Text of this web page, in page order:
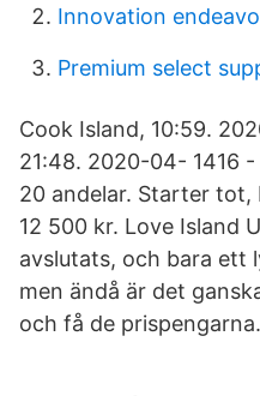
Innovation
Premium select
Cook Island, 10:59.
21:48. 2020-04- 1416
20 andelar. Starter
12 500 kr. Love Island
avslutats, och bara ett
men ändå är det
och få de prispengarna.